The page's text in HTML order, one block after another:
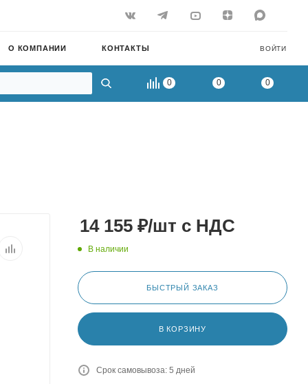
ВОЙТИ
О КОМПАНИИ КОНТАКТЫ
0 0 0
14 155 ₽/шт с НДС
В наличии
БЫСТРЫЙ ЗАКАЗ
В КОРЗИНУ
Срок самовывоза: 5 дней